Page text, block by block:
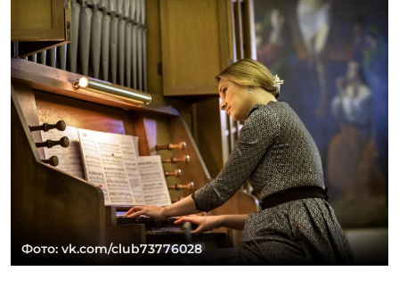
Фото: vk.com/club73776028